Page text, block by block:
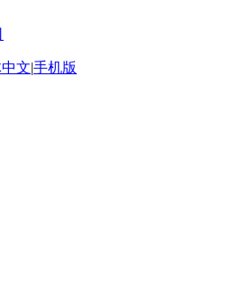
文|手机版